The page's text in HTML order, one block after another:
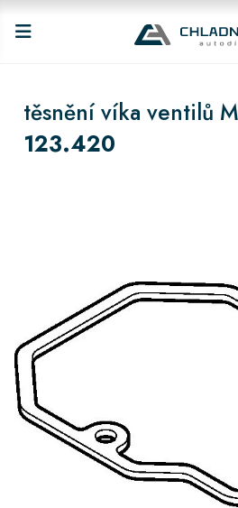
těsnění víka ventilů
123.420